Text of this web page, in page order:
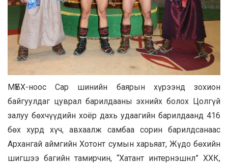
МҮБХ-ноос Сар шинийн баярын хүрээнд зохион
байгуулдаг цуврал барилдааны эхнийх болох Цолгүй
залуу бөхчүүдийн хоёр дахь удаагийн барилдаанд 416
бөх хурд хүч, авхаалж самбаа сорин барилдсанаас
Архангай аймгийн Хотонт сумын харьяат, Жүдо бөхийн
шигшээ багийн тамирчин, “Хатант интернэшнл” ХХК,